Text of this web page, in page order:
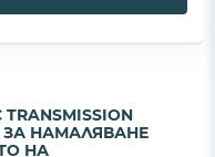
TRANSMISSION
ЗА НАМАЛЯВАНЕ
НА